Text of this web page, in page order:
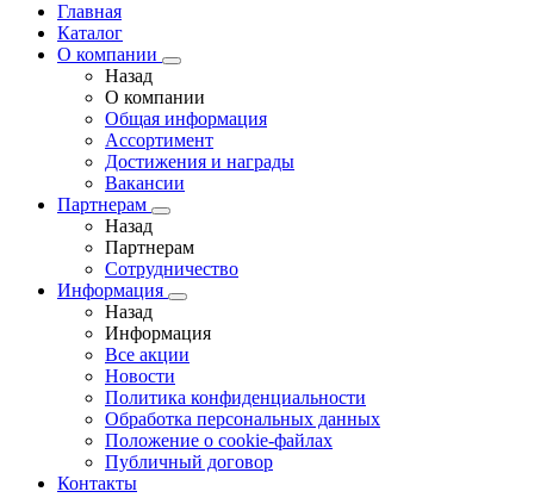
Главная
Каталог
О компании
Назад
О компании
Общая информация
Ассортимент
Достижения и награды
Вакансии
Партнерам
Назад
Партнерам
Сотрудничество
Информация
Назад
Информация
Все акции
Новости
Политика конфиденциальности
Обработка персональных данных
Положение о cookie-файлах
Публичный договор
Контакты